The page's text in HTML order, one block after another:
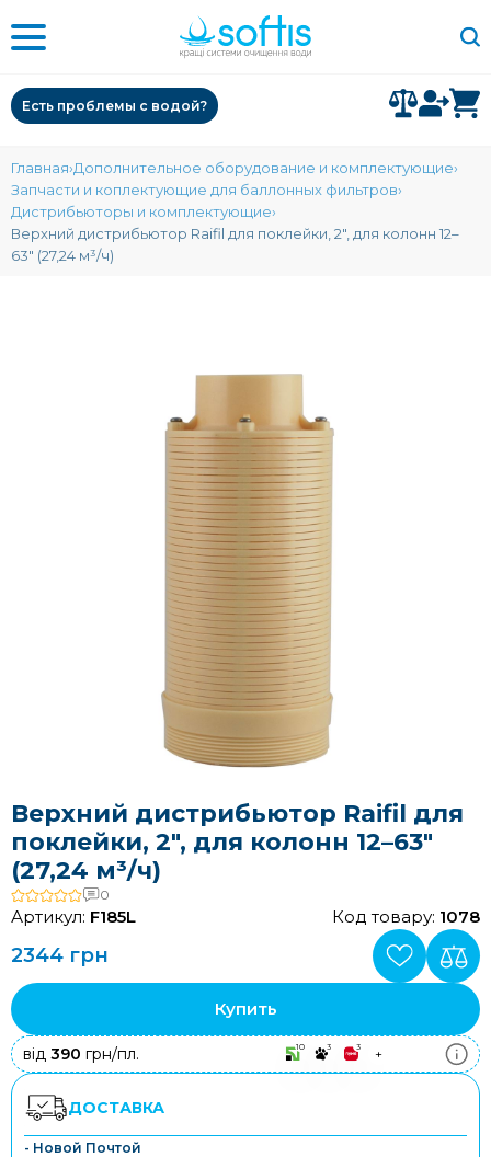
Есть проблемы с водой?
Главная Дополнительное оборудование и комплектующие
Запчасти и коплектующие для баллонных фильтров
Дистрибьюторы и комплектующие
Верхний дистрибьютор Raifil для поклейки, 2″, для колонн 12–
63″ (27,24 м³/ч)
Верхний дистрибьютор Raifil для
поклейки, 2″, для колонн 12–63″
(27,24 м³/ч)
0
Артикул: F185L Код товару: 1078
2344 грн
Купить
від 390 грн/пл. 10 3 3 +
ДОСТАВКА
- Новой Почтой